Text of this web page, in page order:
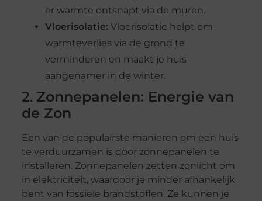
er warmte ontsnapt via de muren.
Vloerisolatie: Vloerisolatie helpt om
warmteverlies via de grond te
verminderen en maakt je huis
aangenamer in de winter.
2. Zonnepanelen: Energie van
de Zon
Een van de populairste manieren om een huis
te verduurzamen is door zonnepanelen te
installeren. Zonnepanelen zetten zonlicht om
in elektriciteit, waardoor je minder afhankelijk
bent van fossiele brandstoffen. Ze kunnen je